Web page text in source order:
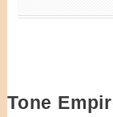
Tone